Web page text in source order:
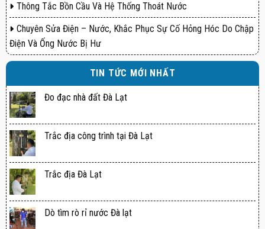
Thông Tắc Bồn Cầu Và Hệ Thống Thoát Nước
Chuyên Sửa Điện – Nước, Khắc Phục Sự Cố Hỏng Hóc Do Chập
Điện Và Ống Nước Bị Hư
TIN TỨC MỚI NHẤT
Đo đạc nhà đất Đà Lạt
Trắc địa công trình tại Đà Lạt
Trắc địa Đà Lạt
Dò tìm rò rỉ nước Đà lạt